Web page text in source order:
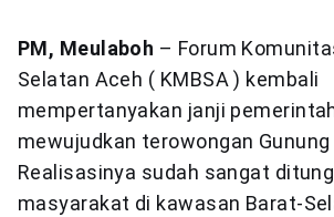
PM, Meulaboh – Forum
Selatan Aceh ( KMBSA ) kembali
mempertanyakan janji
mewujudkan terowongan Gunung
Realisasinya sudah sangat
masyarakat di kawasan Barat-